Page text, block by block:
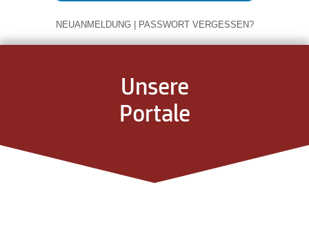
NEUANMELDUNG | PASSWORT VERGESSEN?
Unsere
Portale